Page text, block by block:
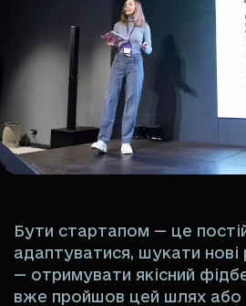
Бути стартапом — це
адаптуватися, шукати нові
— отримувати якісний
вже пройшов цей шлях